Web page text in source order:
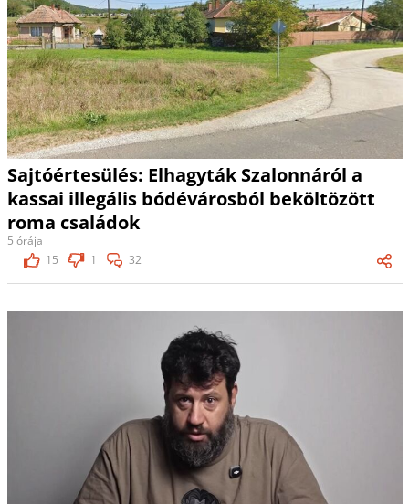
Sajtóértesülés: Elhagyták Szalonnáról a
kassai illegális bódévárosból beköltözött
roma családok
5 órája
15
1 32